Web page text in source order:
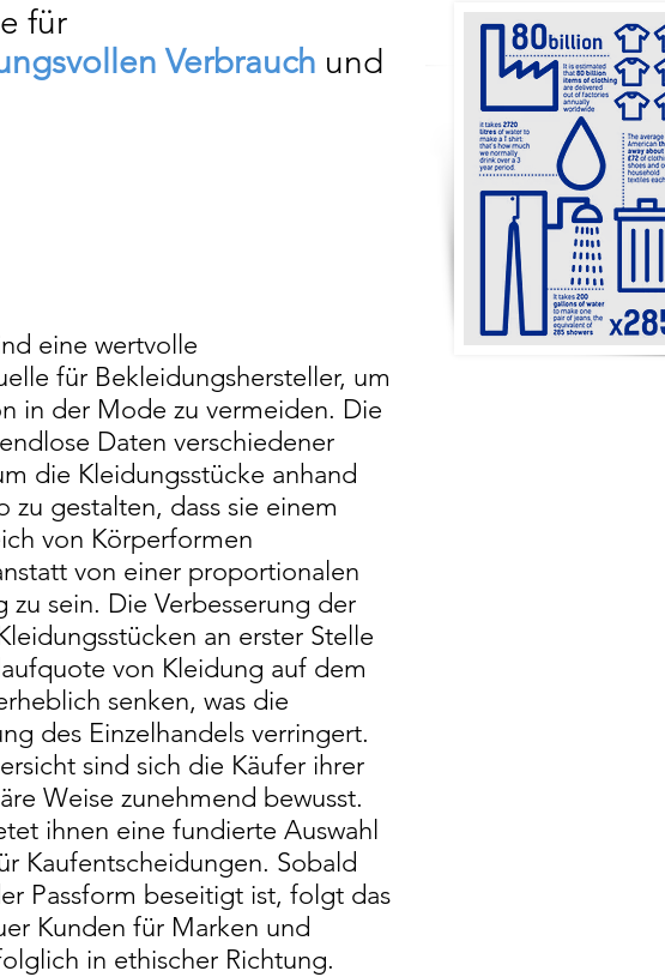
für
Verbrauch und
eine wertvolle
für Bekleidungshersteller, um
in der Mode zu vermeiden. Die
Daten verschiedener
die Kleidungsstücke anhand
zu gestalten, dass sie einem
von Körperformen
von einer proportionalen
zu sein. Die Verbesserung der
an erster Stelle
von Kleidung auf dem
senken, was die
des Einzelhandels verringert.
sind sich die Käufer ihrer
Weise zunehmend bewusst.
ihnen eine fundierte Auswahl
Kaufentscheidungen. Sobald
Passform beseitigt ist, folgt das
Kunden für Marken und
in ethischer Richtung.